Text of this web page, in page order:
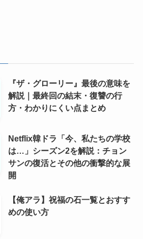
『ザ・グローリー』最後の意味を
解説｜最終回の結末・復讐の行
方・わかりにくい点まとめ
Netflix韓ドラ「今、私たちの学校
は…」シーズン2を解説：チョン
サンの復活とその他の衝撃的な展
開
【俺アラ】祝福の石一覧とおすす
めの使い方